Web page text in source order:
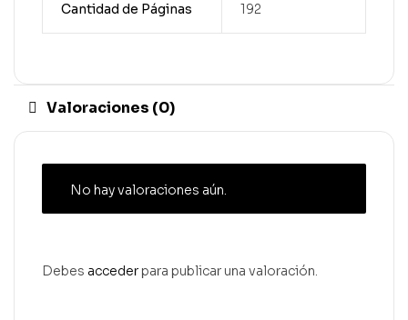
Cantidad de Páginas 192
Valoraciones (0)
No hay valoraciones aún.
Debes acceder para publicar una valoración.